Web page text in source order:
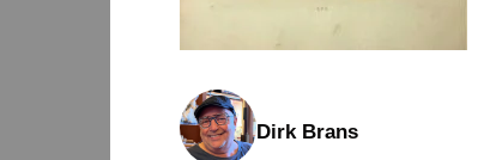
Dirk Brans